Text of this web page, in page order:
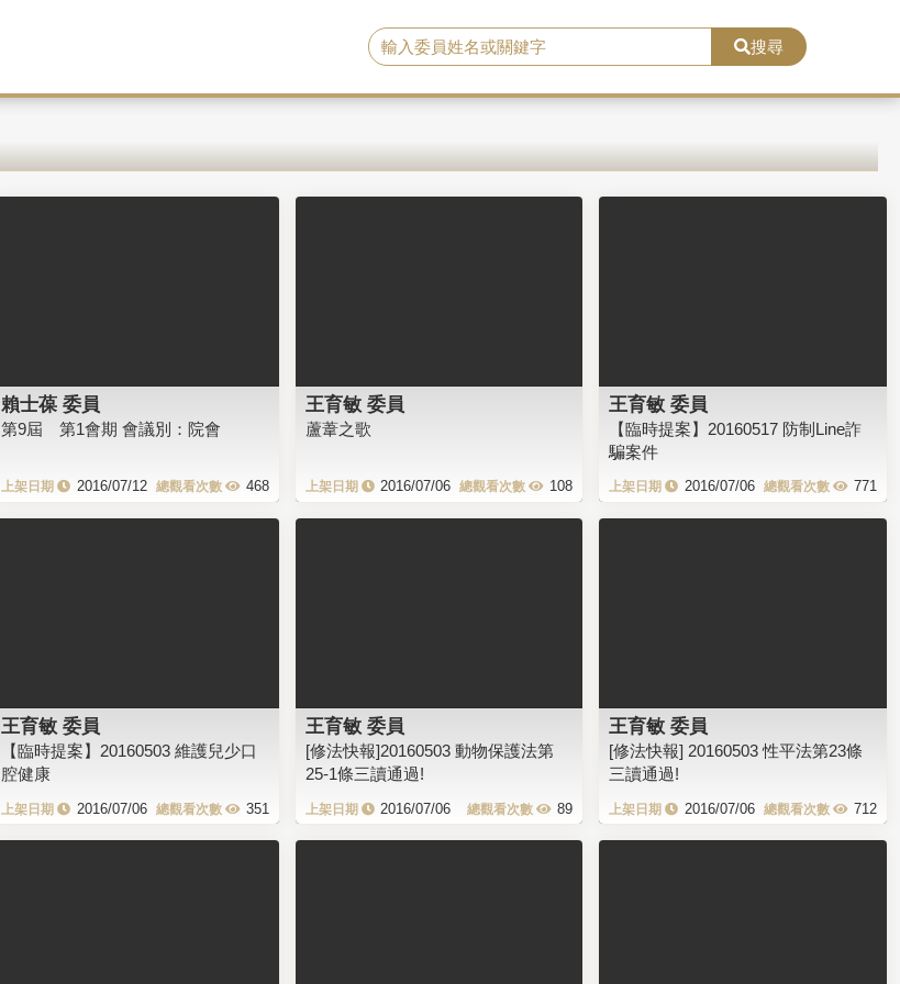
搜尋
賴士葆 委員
第9屆 第1會期 會議別：院會
2016/07/12 468
王育敏 委員
蘆葦之歌
2016/07/06 108
王育敏 委員
【臨時提案】20160517 防制Line詐
騙案件
2016/07/06 771
王育敏 委員
【臨時提案】20160503 維護兒少口
腔健康
2016/07/06 351
王育敏 委員
[修法快報]20160503 動物保護法第
25-1條三讀通過!
2016/07/06 89
王育敏 委員
[修法快報] 20160503 性平法第23條
三讀通過!
2016/07/06 712